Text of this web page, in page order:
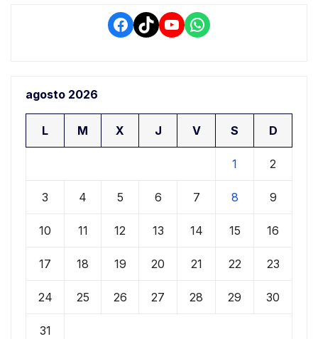
Facebook
TikTokYouTube
WhatsApp
agosto 2026
L M X J V S D
1 2
3 4 5 6 7 8 9
10 11 12 13 14 15 16
17 18 19 20 21 22 23
24 25 26 27 28 29 30
31